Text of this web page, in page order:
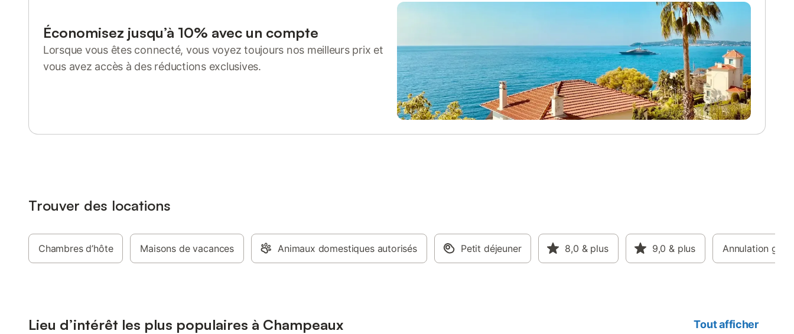
Économisez jusqu’à 10% avec un compte
Lorsque vous êtes connecté, vous voyez toujours nos meilleurs prix et
vous avez accès à des réductions exclusives.
Trouver des locations
Chambres d’hôte Maisons de vacances Animaux domestiques autorisés Petit déjeuner 8,0 & plus 9,0 & plus Annulation
Lieu d’intérêt les plus populaires à Champeaux Tout afficher